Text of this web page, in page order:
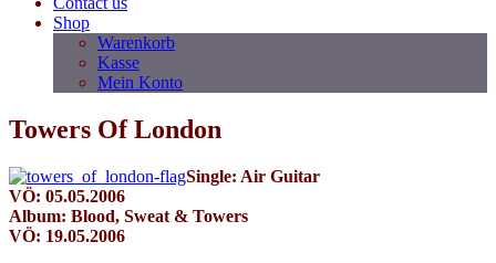
Shop
Warenkorb
Kasse
Mein Konto
Towers Of London
Single: Air Guitar
VÖ: 05.05.2006
Album: Blood, Sweat & Towers
VÖ: 19.05.2006